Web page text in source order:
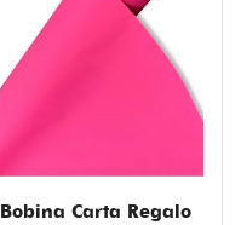
Bobina Carta Regalo